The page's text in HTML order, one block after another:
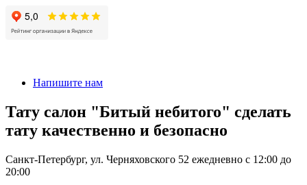
Напишите нам
Тату салон "Битый небитого" сделать
тату качественно и безопасно
Санкт-Петербург, ул. Черняховского 52 ежедневно с 12:00 до
20:00